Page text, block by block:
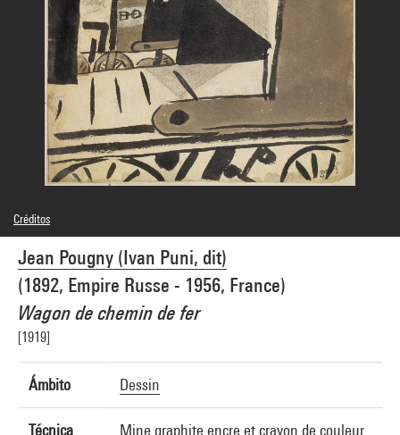
Jean Pougny (Ivan Puni, dit)
(1892, Empire Russe - 1956, France)
Wagon de chemin de fer
[1919]
Ámbito Dessin
Técnica
Mine graphite encre et crayon de couleur
Créditos
© Adagp, Paris
Créditos fotográficos : Centre Pompidou, MNAM-CCI/Bertrand Prévost/Dist.
GrandPalaisRmn
Referencia de la imagen : 4R00891 [1994 CX 0630]
Difusión de la imagen :GrandPalaisRmnPhoto